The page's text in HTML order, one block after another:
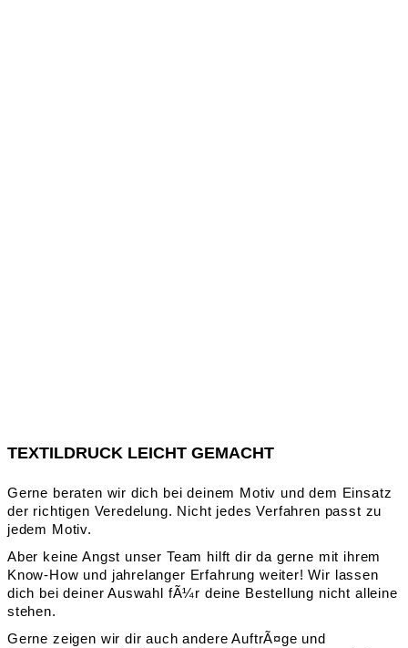
TEXTILDRUCK LEICHT GEMACHT
Gerne beraten wir dich bei deinem Motiv und dem Einsatz
der richtigen Veredelung. Nicht jedes Verfahren passt zu
jedem Motiv.
Aber keine Angst unser Team hilft dir da gerne mit ihrem
Know-How und jahrelanger Erfahrung weiter! Wir lassen
dich bei deiner Auswahl fÃ¼r deine Bestellung nicht alleine
stehen.
Gerne zeigen wir dir auch andere AuftrÃ¤ge und